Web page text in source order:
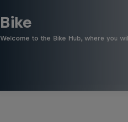
Bike
Welcome to the Bike Hub, where you